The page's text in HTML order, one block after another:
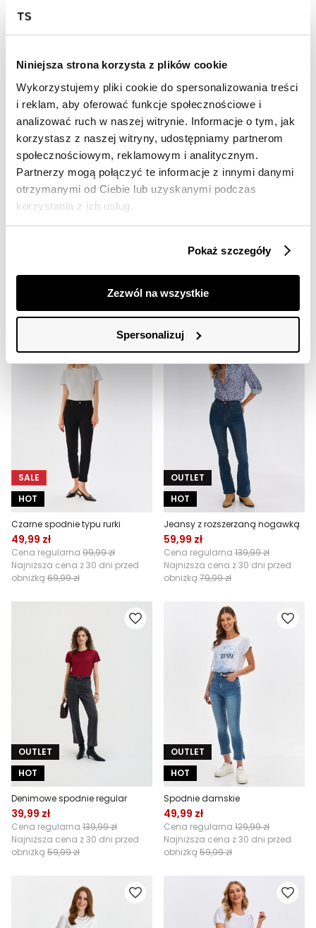
Niniejsza strona korzysta z plików cookie
Wykorzystujemy pliki cookie do spersonalizowania treści
i reklam, aby oferować funkcje społecznościowe i
analizować ruch w naszej witrynie. Informacje o tym, jak
korzystasz z naszej witryny, udostępniamy partnerom
społecznościowym, reklamowym i analitycznym.
Partnerzy mogą połączyć te informacje z innymi danymi
otrzymanymi od Ciebie lub uzyskanymi podczas
korzystania z ich usług.
Pokaż szczegóły
Zezwól na wszystkie
Spersonalizuj
Najniższa cena z 30 dni przed
SALE
HOT
Cena regularna99,99 zł
Najniższa cena z 30 dni przed
HOT
Beżowe spodnie typu rurki
Cena regularna99,99 zł
Najniższa cena z 30 dni przed
SALE
HOT
Czarne spodnie typu rurki
49,99 zł
Cena regularna 99,99 zł
Najniższa cena z 30 dni przed
obniżką 69,99 zł
OUTLET
HOT
Jeansy z rozszerzaną nogawką
59,99 zł
Cena regularna 139,99 zł
Najniższa cena z 30 dni przed
obniżką 79,99 zł
OUTLET
HOT
Denimowe spodnie regular
39,99 zł
Cena regularna 139,99 zł
Najniższa cena z 30 dni przed
obniżką 59,99 zł
OUTLET
HOT
Spodnie damskie
49,99 zł
Cena regularna 129,99 zł
Najniższa cena z 30 dni przed
obniżką 59,99 zł